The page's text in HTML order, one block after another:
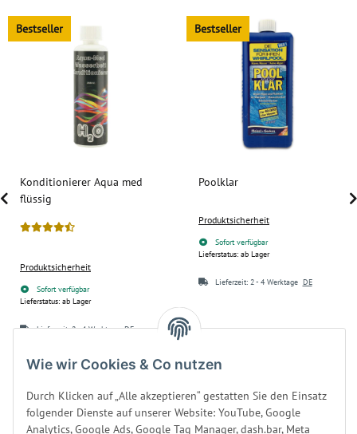
Wie wir Cookies & Co nutzen
Durch Klicken auf „Alle akzeptieren“ gestatten Sie den Einsatz
folgender Dienste auf unserer Website: YouTube, Google
Analytics, Google Ads, Google Tag Manager, dash.bar, Meta
Bestseller
Konditionierer Aqua med
flüssig
Produktsicherheit
Sofort verfügbar
Lieferstatus: ab Lager
Lieferzeit:2 - 4 WerktageDE
9,90 €*
Bestseller
Poolklar
Produktsicherheit
Sofort verfügbar
Lieferstatus: ab Lager
Lieferzeit: 2 - 4 Werktage DE
24,90 €